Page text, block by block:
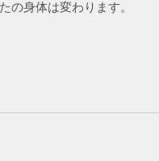
の身体は変わります。